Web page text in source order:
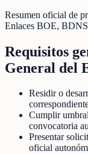
Resumen oficial de
Enlaces BOE,
Requisitos
General del
Residir o
Cumplir
convocatoria
Presentar
oficial